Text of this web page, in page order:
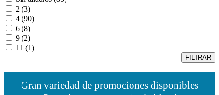
2 (3)
4 (90)
6 (8)
9 (2)
11 (1)
FILTRAR
Gran variedad de promociones disponibles